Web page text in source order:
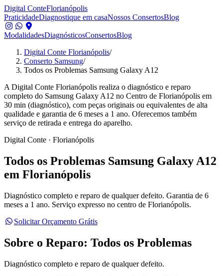
Digital ConteFlorianópolis
PraticidadeDiagnostique em casaNossos ConsertosBlog
ModalidadesDiagnósticosConsertosBlog
Digital Conte Florianópolis/
Conserto Samsung/
Todos os Problemas Samsung Galaxy A12
A Digital Conte Florianópolis realiza o diagnóstico e reparo
completo do Samsung Galaxy A12 no Centro de Florianópolis em
30 min (diagnóstico), com peças originais ou equivalentes de alta
qualidade e garantia de 6 meses a 1 ano. Oferecemos também
serviço de retirada e entrega do aparelho.
Digital Conte · Florianópolis
Todos os Problemas Samsung Galaxy A12
em Florianópolis
Diagnóstico completo e reparo de qualquer defeito. Garantia de 6
meses a 1 ano. Serviço expresso no centro de Florianópolis.
Solicitar Orçamento Grátis
Sobre o Reparo: Todos os Problemas
Diagnóstico completo e reparo de qualquer defeito.